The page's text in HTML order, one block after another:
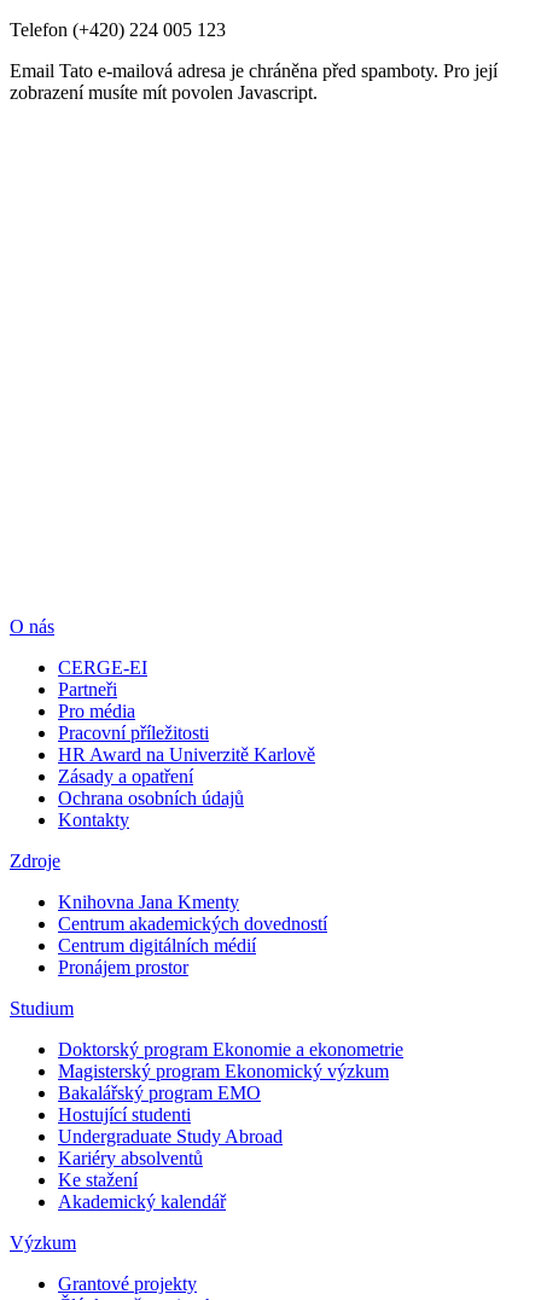
Telefon (+420) 224 005 123
Email Tato e-mailová adresa je chráněna před spamboty. Pro její
zobrazení musíte mít povolen Javascript.
O nás
CERGE-EI
Partneři
Pro média
Pracovní příležitosti
HR Award na Univerzitě Karlově
Zásady a opatření
Ochrana osobních údajů
Kontakty
Zdroje
Knihovna Jana Kmenty
Centrum akademických dovedností
Centrum digitálních médií
Pronájem prostor
Studium
Doktorský program Ekonomie a ekonometrie
Magisterský program Ekonomický výzkum
Bakalářský program EMO
Hostující studenti
Undergraduate Study Abroad
Kariéry absolventů
Ke stažení
Akademický kalendář
Výzkum
Grantové projekty